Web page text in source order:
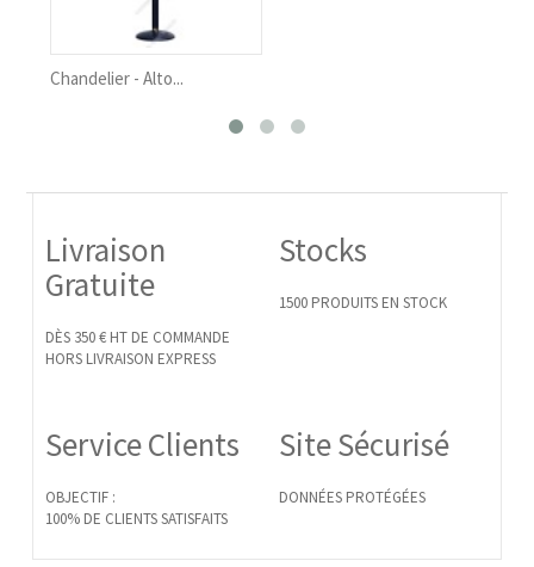
- Alto...
Livraison
Gratuite
DÈS 350 € HT DE COMMANDE
HORS LIVRAISON EXPRESS
Stocks
1500 PRODUITS EN STOCK
Service Clients
OBJECTIF :
100% DE CLIENTS SATISFAITS
Site Sécurisé
DONNÉES PROTÉGÉES